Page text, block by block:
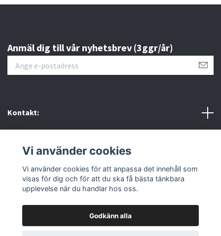
Anmäl dig till vår nyhetsbrev (3ggr/år)
Kontakt:
Sociala medier
Vi använder cookies
Vi använder cookies för att anpassa det innehåll som
visas för dig och för att du ska få bästa tänkbara
upplevelse när du handlar hos oss.
Godkänn alla